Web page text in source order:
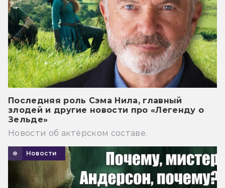
Последняя роль Сэма Нила, главный
злодей и другие новости про «Легенду о
Зельде»
Новости об актёрском составе.
Новости